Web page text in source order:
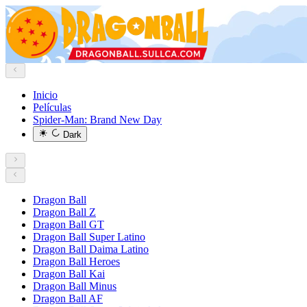
Inicio
Películas
Spider-Man: Brand New Day
Dark
Dragon Ball
Dragon Ball Z
Dragon Ball GT
Dragon Ball Super Latino
Dragon Ball Daima Latino
Dragon Ball Heroes
Dragon Ball Kai
Dragon Ball Minus
Dragon Ball AF